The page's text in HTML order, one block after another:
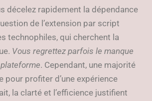
décelez rapidement la dépendance
de l’extension par script
technophiles, qui cherchent la
Vous regrettez parfois le manque
plateforme. Cependant, une majorité
pour profiter d’une expérience
la clarté et l’efficience justifient